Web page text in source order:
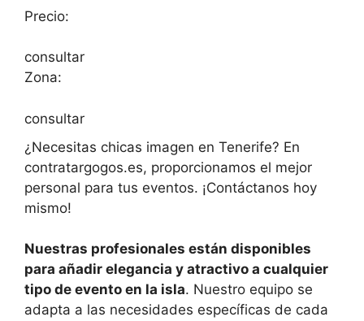
Precio:
consultar
Zona:
consultar
¿Necesitas chicas imagen en Tenerife? En
contratargogos.es, proporcionamos el mejor
personal para tus eventos. ¡Contáctanos hoy
mismo!
Nuestras profesionales están disponibles
para añadir elegancia y atractivo a cualquier
tipo de evento en la isla. Nuestro equipo se
adapta a las necesidades específicas de cada